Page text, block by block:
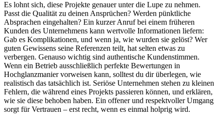
Es lohnt sich, diese Projekte genauer unter die Lupe zu nehmen.
Passt die Qualität zu deinen Ansprüchen? Werden pünktliche
Absprachen eingehalten? Ein kurzer Anruf bei einem früheren
Kunden des Unternehmens kann wertvolle Informationen liefern:
Gab es Komplikationen, und wenn ja, wie wurden sie gelöst? Wer
guten Gewissens seine Referenzen teilt, hat selten etwas zu
verbergen. Genauso wichtig sind authentische Kundenstimmen.
Wenn ein Betrieb ausschließlich perfekte Bewertungen in
Hochglanzmanier vorweisen kann, solltest du dir überlegen, wie
realistisch das tatsächlich ist. Seriöse Unternehmen stehen zu kleinen
Fehlern, die während eines Projekts passieren können, und erklären,
wie sie diese behoben haben. Ein offener und respektvoller Umgang
sorgt für Vertrauen – erst recht, wenn es einmal holprig wird.